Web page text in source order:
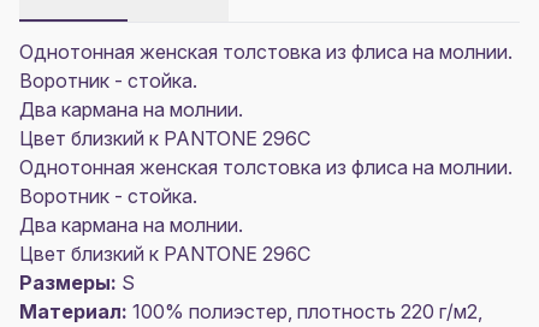
Однотонная женская толстовка из флиса на молнии.
Воротник - стойка.
Два кармана на молнии.
Цвет близкий к PANTONE 296C
Однотонная женская толстовка из флиса на молнии.
Воротник - стойка.
Два кармана на молнии.
Цвет близкий к PANTONE 296C
Размеры: S
Материал: 100% полиэстер, плотность 220 г/м2,